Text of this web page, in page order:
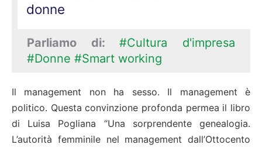
donne
Parliamo di:#Cultura d'impresa
#Donne #Smart working
Il management non ha sesso. Il management è
politico. Questa convinzione profonda permea il libro
di Luisa Pogliana “Una sorprendente genealogia.
L’autorità femminile nel management dall’Ottocento